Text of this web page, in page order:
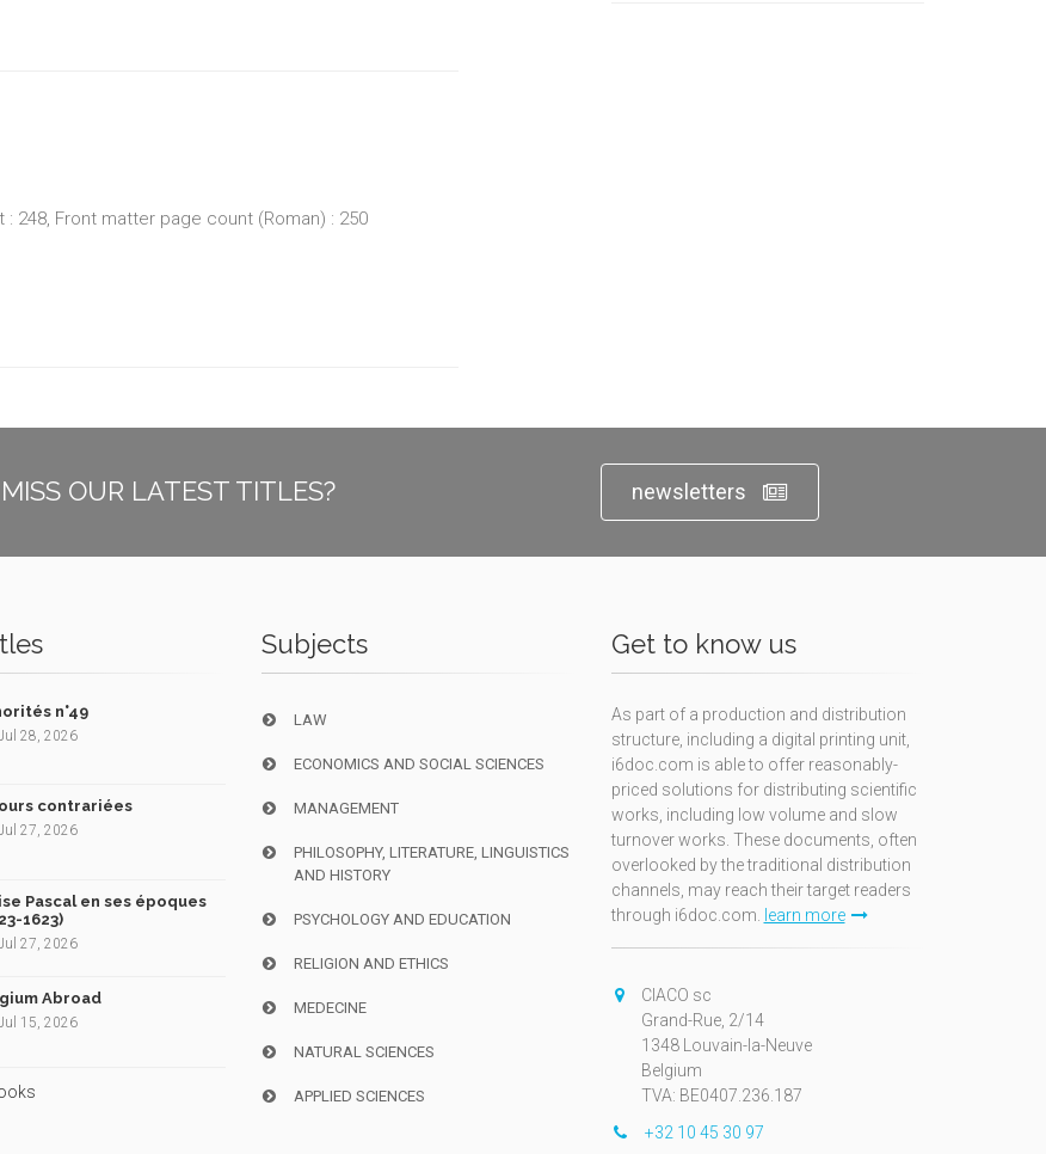
248, Front matter page count (Roman) : 250
OUR LATEST TITLES? newsletters
n°49
28, 2026
contrariées
27, 2026
Pascal en ses époques
1623)
27, 2026
Abroad
15, 2026
Subjects
LAW
ECONOMICS AND SOCIAL SCIENCES
MANAGEMENT
PHILOSOPHY, LITERATURE, LINGUISTICS
AND HISTORY
PSYCHOLOGY AND EDUCATION
RELIGION AND ETHICS
MEDECINE
NATURAL SCIENCES
APPLIED SCIENCES
Get to know us
As part of a production and distribution
structure, including a digital printing unit,
i6doc.com is able to offer reasonably-
priced solutions for distributing scientific
works, including low volume and slow
turnover works. These documents, often
overlooked by the traditional distribution
channels, may reach their target readers
through i6doc.com. learn more
CIACO sc
Grand-Rue, 2/14
1348 Louvain-la-Neuve
Belgium
TVA: BE0407.236.187
+32 10 45 30 97